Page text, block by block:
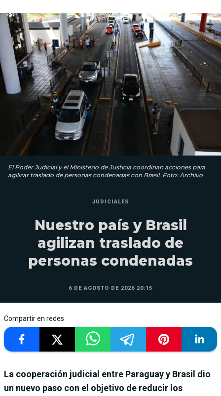
El Poder Judicial y el Ministerio de Justicia coordinan acciones para
agilizar traslado de personas condenadas con Brasil. Foto: Archivo
JUDICIALES
Nuestro país y Brasil
agilizan traslado de
personas condenadas
6 DE AGOSTO DE 2026 20:15
Compartir en redes
La cooperación judicial entre Paraguay y Brasil dio
un nuevo paso con el objetivo de reducir los